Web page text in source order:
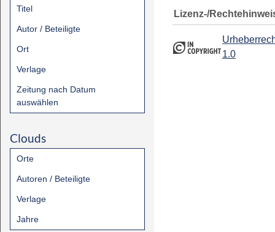
Titel
Autor / Beteiligte
Ort
Verlage
Zeitung nach Datum
auswählen
Clouds
Orte
Autoren / Beteiligte
Verlage
Jahre
Lizenz-/
1.0